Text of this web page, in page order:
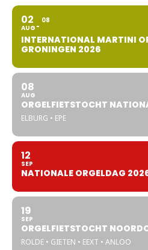
02
AUG
08
INTERNATIONAL MARTINI
GRONINGEN 2026
08
AUG
ORGELFIETSTOCHT
ELBURG • EPE
12
SEP
NATIONALE ORGELDAG
19
SEP
ORGELFIETSTOCHT
ROLDE • GIETEN • EEXT • ANLOO